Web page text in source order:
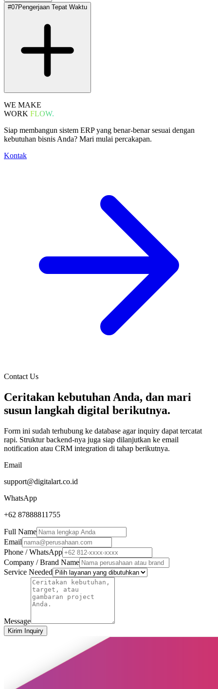
#07Pengerjaan Tepat Waktu
WE MAKE
WORK FLOW.
Siap membangun sistem ERP yang benar-benar sesuai dengan
kebutuhan bisnis Anda? Mari mulai percakapan.
Kontak
Contact Us
Ceritakan kebutuhan Anda, dan mari
susun langkah digital berikutnya.
Form ini sudah terhubung ke database agar inquiry dapat tercatat
rapi. Struktur backend-nya juga siap dilanjutkan ke email
notification atau CRM integration di tahap berikutnya.
Email
support@digitalart.co.id
WhatsApp
+62 87888811755
Full Name
Email
Phone / WhatsApp
Company / Brand Name
Service Needed
Message
Kirim Inquiry